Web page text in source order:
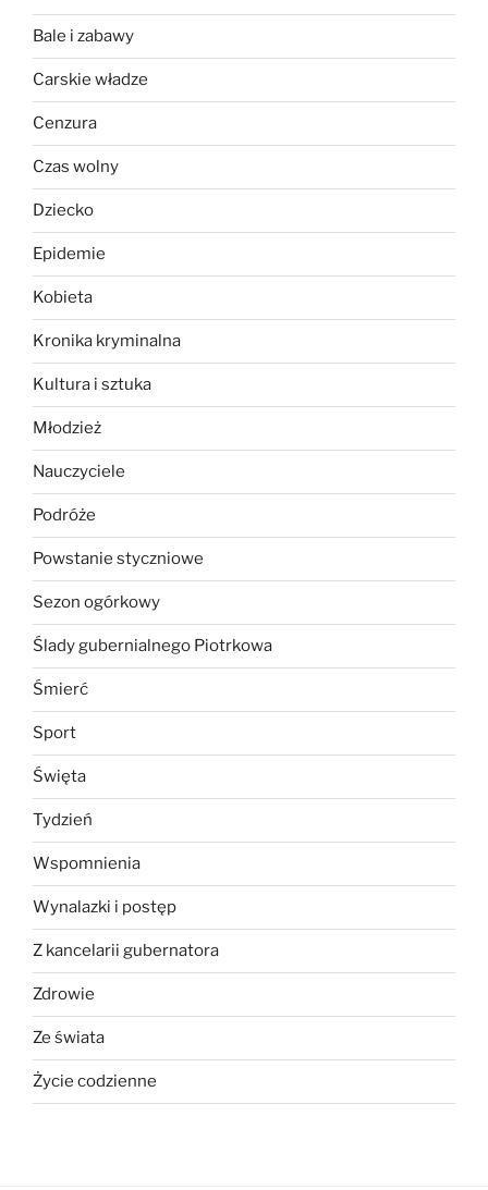
Bale i zabawy
Carskie władze
Cenzura
Czas wolny
Dziecko
Epidemie
Kobieta
Kronika kryminalna
Kultura i sztuka
Młodzież
Nauczyciele
Podróże
Powstanie styczniowe
Sezon ogórkowy
Ślady gubernialnego Piotrkowa
Śmierć
Sport
Święta
Tydzień
Wspomnienia
Wynalazki i postęp
Z kancelarii gubernatora
Zdrowie
Ze świata
Życie codzienne